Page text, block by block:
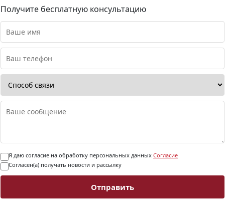
Получите бесплатную консультацию
Я даю согласие на обработку персональных данных Согласие
Согласен(а) получать новости и рассылку
Отправить